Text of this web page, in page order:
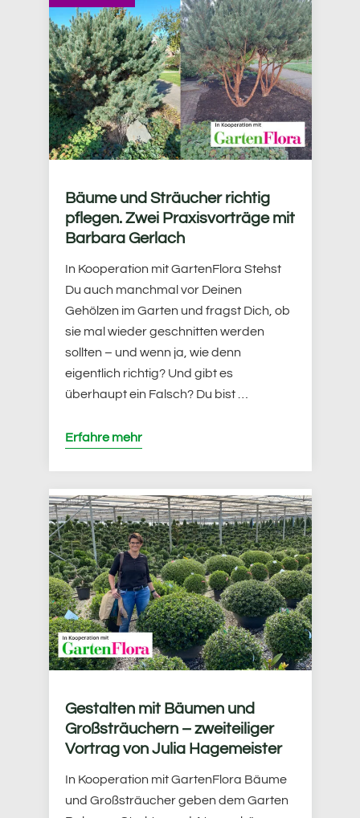
Bäume und Sträucher richtig
pflegen. Zwei Praxisvorträge mit
Barbara Gerlach
In Kooperation mit GartenFlora Stehst
Du auch manchmal vor Deinen
Gehölzen im Garten und fragst Dich, ob
sie mal wieder geschnitten werden
sollten – und wenn ja, wie denn
eigentlich richtig? Und gibt es
überhaupt ein Falsch? Du bist …
Erfahre mehr
Gestalten mit Bäumen und
Großsträuchern – zweiteiliger
Vortrag von Julia Hagemeister
In Kooperation mit GartenFlora Bäume
und Großsträucher geben dem Garten